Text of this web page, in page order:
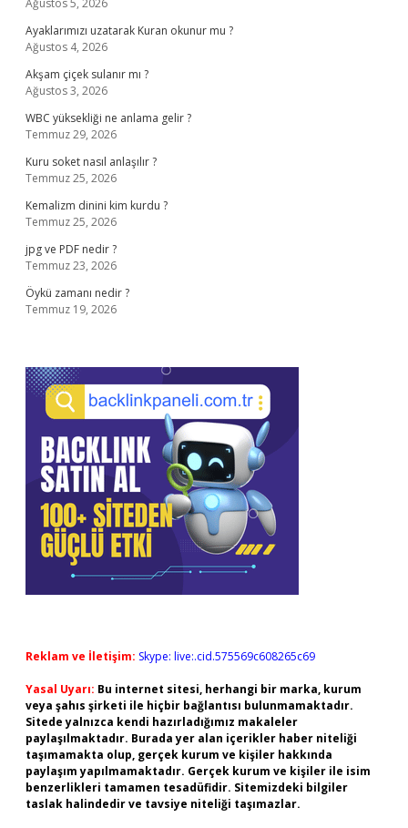
Ağustos 5, 2026
Ayaklarımızı uzatarak Kuran okunur mu ?
Ağustos 4, 2026
Akşam çiçek sulanır mı ?
Ağustos 3, 2026
WBC yüksekliği ne anlama gelir ?
Temmuz 29, 2026
Kuru soket nasıl anlaşılır ?
Temmuz 25, 2026
Kemalizm dinini kim kurdu ?
Temmuz 25, 2026
jpg ve PDF nedir ?
Temmuz 23, 2026
Öykü zamanı nedir ?
Temmuz 19, 2026
Reklam ve İletişim: Skype: live:.cid.575569c608265c69
Yasal Uyarı: Bu internet sitesi, herhangi bir marka, kurum
veya şahıs şirketi ile hiçbir bağlantısı bulunmamaktadır.
Sitede yalnızca kendi hazırladığımız makaleler
paylaşılmaktadır. Burada yer alan içerikler haber niteliği
taşımamakta olup, gerçek kurum ve kişiler hakkında
paylaşım yapılmamaktadır. Gerçek kurum ve kişiler ile isim
benzerlikleri tamamen tesadüfidir. Sitemizdeki bilgiler
taslak halindedir ve tavsiye niteliği taşımazlar.